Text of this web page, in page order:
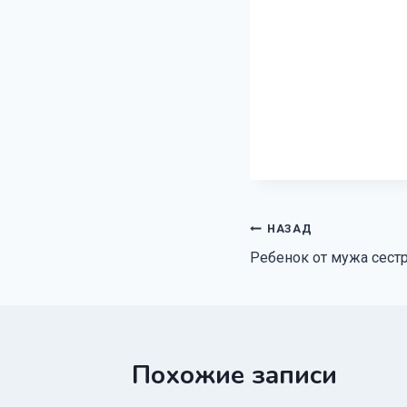
Навигация
по
НАЗАД
Ребенок от мужа
Похожие записи